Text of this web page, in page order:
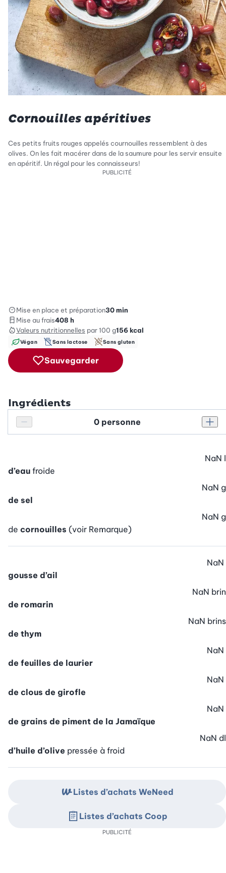
Cornouilles apéritives
Ces petits fruits rouges appelés cournouilles ressemblent à des
olives. On les fait macérer dans de la saumure pour les servir ensuite
en apéritif. Un régal pour les connaisseurs!
PUBLICITÉ
Mise en place et préparation30 min
Mise au frais408 h
Valeurs nutritionnelles par 100 g156kcal
Végan Sans lactose Sans gluten
Sauvegarder
Ingrédients
Réduire le nombre de personnes
Personnes
d’eau froide
NaN l
de sel
NaN g
de cornouilles (voir Remarque)
NaN g
gousse d’ail
NaN
de romarin
NaN brin
de thym
NaN brins
de feuilles de laurier
NaN
de clous de girofle
NaN
de grains de piment de la Jamaïque
NaN
d’huile d’olive pressée à froid
NaN dl
Listes d’achats WeNeed
Listes d’achats Coop
PUBLICITÉ